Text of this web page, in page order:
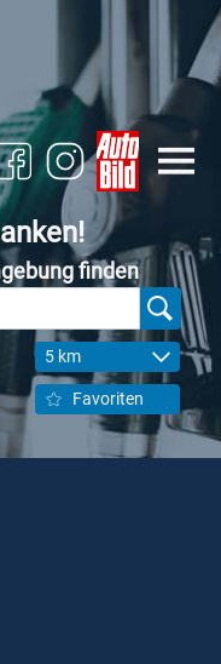
finden
5 km
Favoriten